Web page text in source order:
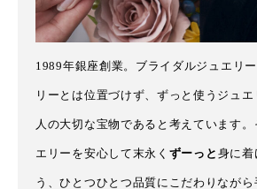
1989年銀座創業。ブライダルジュエリ
リーとは位置づけず、ずっと使うジュエ
人の大切な宝物であると考えています
エリーを安心して末永く ずーっと 身に着
う、ひとつひとつ品質にこだわりながら